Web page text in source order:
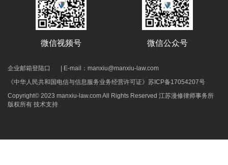
微信视频号 微信公众号
企业邮箱登陆口
| E-mail：manxiu@manxiu-law.com
《中华人民共和国电信与信息服务业务经营许可证》 苏ICP备17054207号
Copyright© 2023 manxiu-law.com All Rights Reserved 江苏漫修律师事务所
版权所有 技术支持